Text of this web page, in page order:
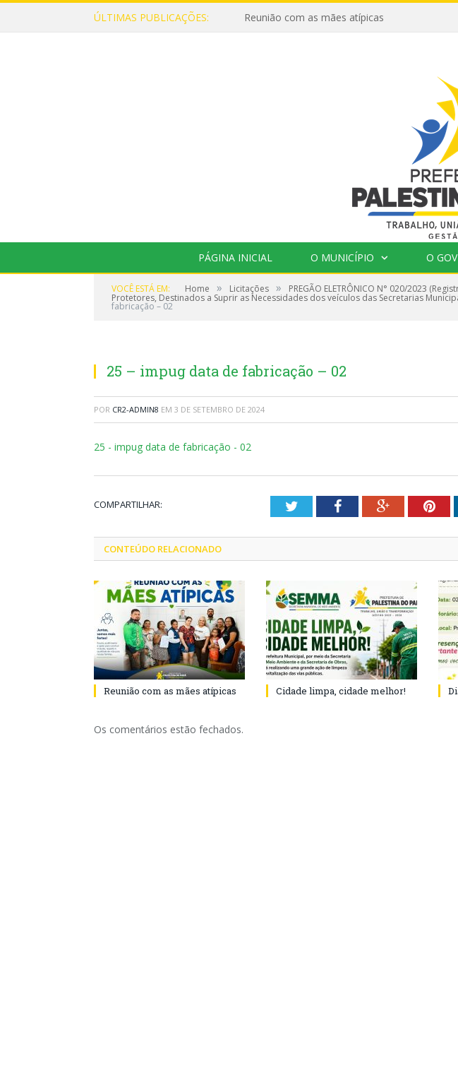
ÚLTIMAS PUBLICAÇÕES: Reunião com as mães atípicas
PÁGINA INICIAL O MUNICÍPIO O
VOCÊ ESTÁ EM: Home » Licitações » PREGÃO ELETRÔNICO N° 020/2023
Protetores, Destinados a Suprir as Necessidades dos veículos das Secretarias
fabricação – 02
25 – impug data de fabricação – 02
POR CR2-ADMIN8 EM 3 DE SETEMBRO DE 2024
25 - impug data de fabricação - 02
COMPARTILHAR: TwitterFacebookGoogle+
CONTEÚDO RELACIONADO
Reunião com as mães atípicas Cidade limpa, cidade melhor!
Os comentários estão fechados.